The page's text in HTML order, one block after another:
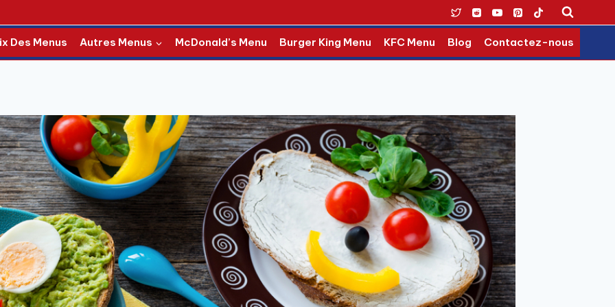
Des Menus Autres Menus McDonald’s Menu Burger King Menu KFC Menu Blog Contactez-nous